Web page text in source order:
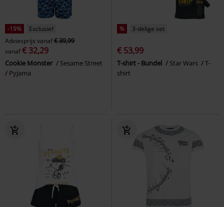
-19%
Exclusief
Adviesprijs vanaf€ 39,99
vanaf€ 32,29
Cookie Monster
Sesame Street
Pyjama
% 3-delige set
€ 53,99
T-shirt - Bundel Star Wars
T-
shirt